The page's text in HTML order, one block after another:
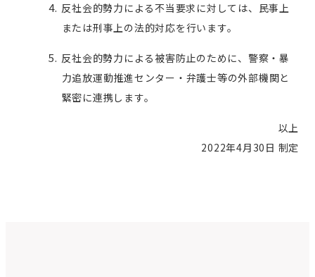
反社会的勢力による不当要求に対しては、民事上
または刑事上の法的対応を行います。
反社会的勢力による被害防止のために、警察・暴
力追放運動推進センター・弁護士等の外部機関と
緊密に連携します。
以上
2022年4月30日 制定